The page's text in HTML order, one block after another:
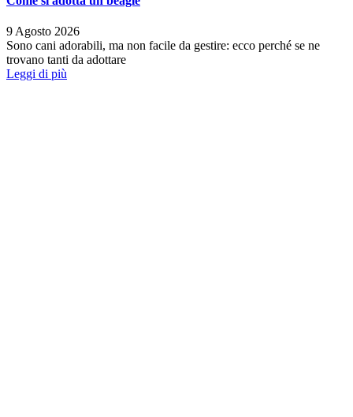
9 Agosto 2026
Sono cani adorabili, ma non facile da gestire: ecco perché se ne
trovano tanti da adottare
Leggi di più